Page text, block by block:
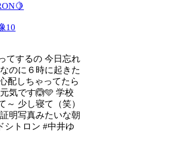
てするの 今日忘れ
のに６時に起きた
配しちゃってたら
気です🙆🩵 学校
～ 少し寝て（笑）
明写真みたいな朝
シトロン #中井ゆ